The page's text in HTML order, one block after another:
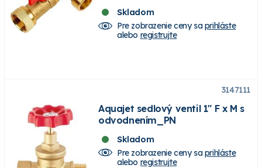
Skladom
Pre zobrazenie ceny saprihláste
alebo registrujte
3147111
Aquajet sedlový ventil 1" F x M s
odvodnením_PN
Skladom
Pre zobrazenie ceny saprihláste
alebo registrujte